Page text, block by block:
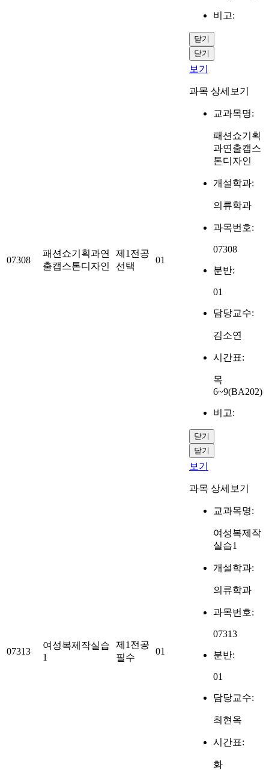
비고:
닫기
닫기
07308
패션쇼기획과연
출캡스톤디자인
제1전공
선택
01
보기
과목 상세보기
교과목명:
패션쇼기획
과연출캡스
톤디자인
개설학과:
의류학과
과목번호:
07308
분반:
01
담당교수:
김소연
시간표:
목
6~9(BA202)
비고:
닫기
닫기
07313
여성복제작실습
1
제1전공
필수
01
보기
과목 상세보기
교과목명:
여성복제작
실습1
개설학과:
의류학과
과목번호:
07313
분반:
01
담당교수:
최현옥
시간표:
화